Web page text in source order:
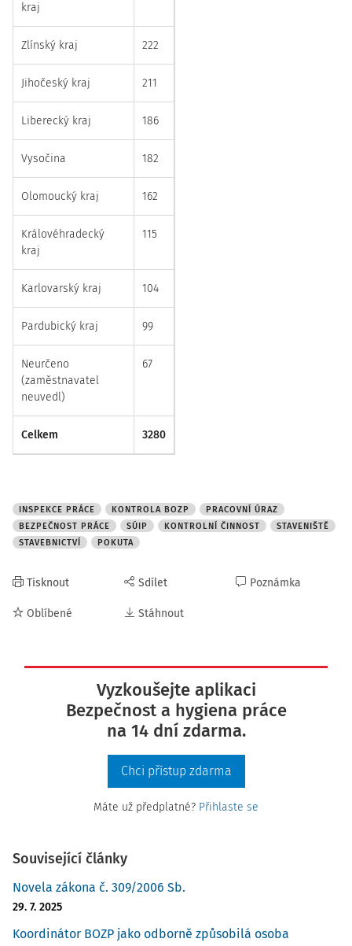
kraj
Zlínský kraj 222
Jihočeský kraj 211
Liberecký kraj 186
Vysočina 182
Olomoucký kraj 162
Královéhradecký
kraj
115
Karlovarský kraj 104
Pardubický kraj 99
Neurčeno
(zaměstnavatel
neuvedl)
67
Celkem 3280
INSPEKCE PRÁCE KONTROLA BOZP
PRACOVNÍ ÚRAZ
BEZPEČNOST PRÁCE
SÚIP KONTROLNÍ ČINNOST
STAVENIŠTĚ
STAVEBNICTVÍ
POKUTA
Tisknout
Oblíbené
Sdílet
Stáhnout
Poznámka
Vyzkoušejte aplikaci
Bezpečnost a hygiena práce
na 14 dní zdarma.
Chci přístup zdarma
Máte už předplatné? Přihlaste se
Související články
Novela zákona č. 309/2006 Sb.
29. 7. 2025
Koordinátor BOZP jako odborně způsobilá osoba